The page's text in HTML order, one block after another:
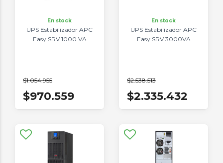
En stock
UPS Estabilizador APC
Easy SRV 1000 VA
$1.054.955
$970.559
En stock
UPS Estabilizador APC
Easy SRV 3000VA
$2.538.513
$2.335.432